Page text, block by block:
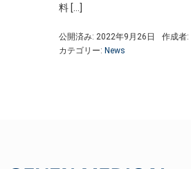
料 […]
公開済み: 2022年9月26日 作成者:
カテゴリー: News